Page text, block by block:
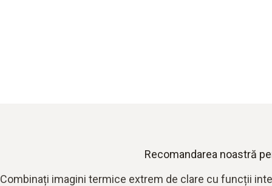
Recomandarea noastră
Combinați imagini termice extrem de clare cu funcții